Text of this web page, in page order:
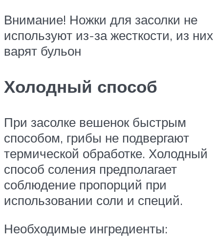
Внимание! Ножки для засолки не
используют из-за жесткости, из них
варят бульон
Холодный способ
При засолке вешенок быстрым
способом, грибы не подвергают
термической обработке. Холодный
способ соления предполагает
соблюдение пропорций при
использовании соли и специй.
Необходимые ингредиенты: